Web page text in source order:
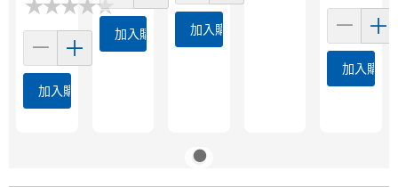
★★★★★
★★★★★
加入購物車
加入購物車 加入購物車
加入購物